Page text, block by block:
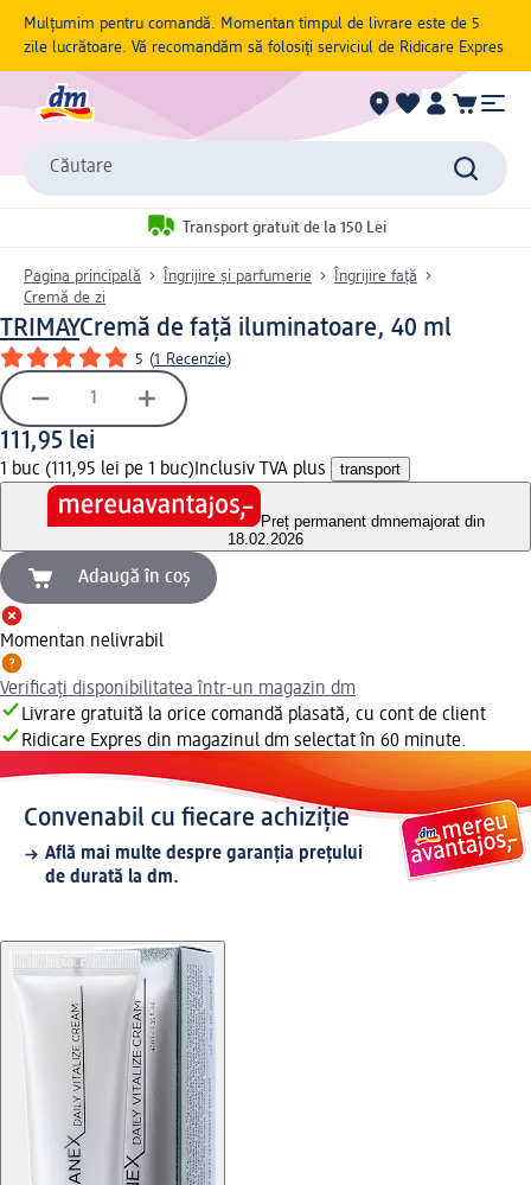
Mulțumim pentru comandă. Momentan timpul de livrare este de 5
zile lucrătoare. Vă recomandăm să folosiți serviciul de Ridicare Expres
Căutare
Transport gratuit de la 150 Lei
Pagina principală Îngrijire și parfumerie
Îngrijire față
Cremă de zi
TRIMAYCremă de față iluminatoare, 40 ml
5 (1 Recenzie)
111,95 lei
1 buc (111,95 lei pe 1 buc) Inclusiv TVA plus transport
Preț permanent dmnemajorat din
18.02.2026
Adaugă în coș
Momentan nelivrabil
Verificați disponibilitatea într-un magazin dm
Livrare gratuită la orice comandă plasată, cu cont de client
Ridicare Expres din magazinul dm selectat în 60 minute.
Convenabil cu fiecare achiziție
Află mai multe despre garanția prețului
de durată la dm.